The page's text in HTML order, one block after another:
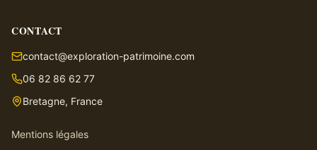
CONTACT
contact@exploration-patrimoine.com
06 82 86 62 77
Bretagne, France
Mentions légales